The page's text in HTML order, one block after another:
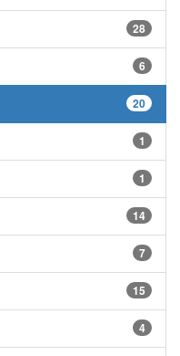
28
6
20
1
1
14
7
15
4